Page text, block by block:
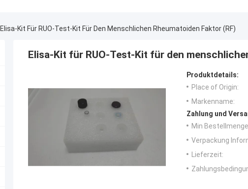
Elisa-Kit Für RUO-Test-Kit Für Den Menschlichen Rheumatoiden Faktor (RF)
Elisa-Kit für RUO-Test-Kit für den
Produktdetails:
Place of Origin:
Markenname:
Zahlung und
Min
Verpackung
Lieferzeit: